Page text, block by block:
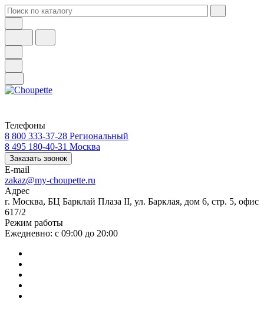
Телефоны
8 800 333-37-28 Региональный
8 495 180-40-31 Москва
Заказать звонок
E-mail
zakaz@my-choupette.ru
Адрес
г. Москва, БЦ Барклай Плаза II, ул. Барклая, дом 6, стр. 5, офис
617/2
Режим работы
Ежедневно: с 09:00 до 20:00